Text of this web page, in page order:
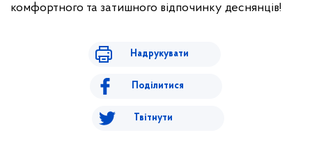
комфортного та затишного відпочинку деснянців!
Надрукувати
Поділитися
Твітнути